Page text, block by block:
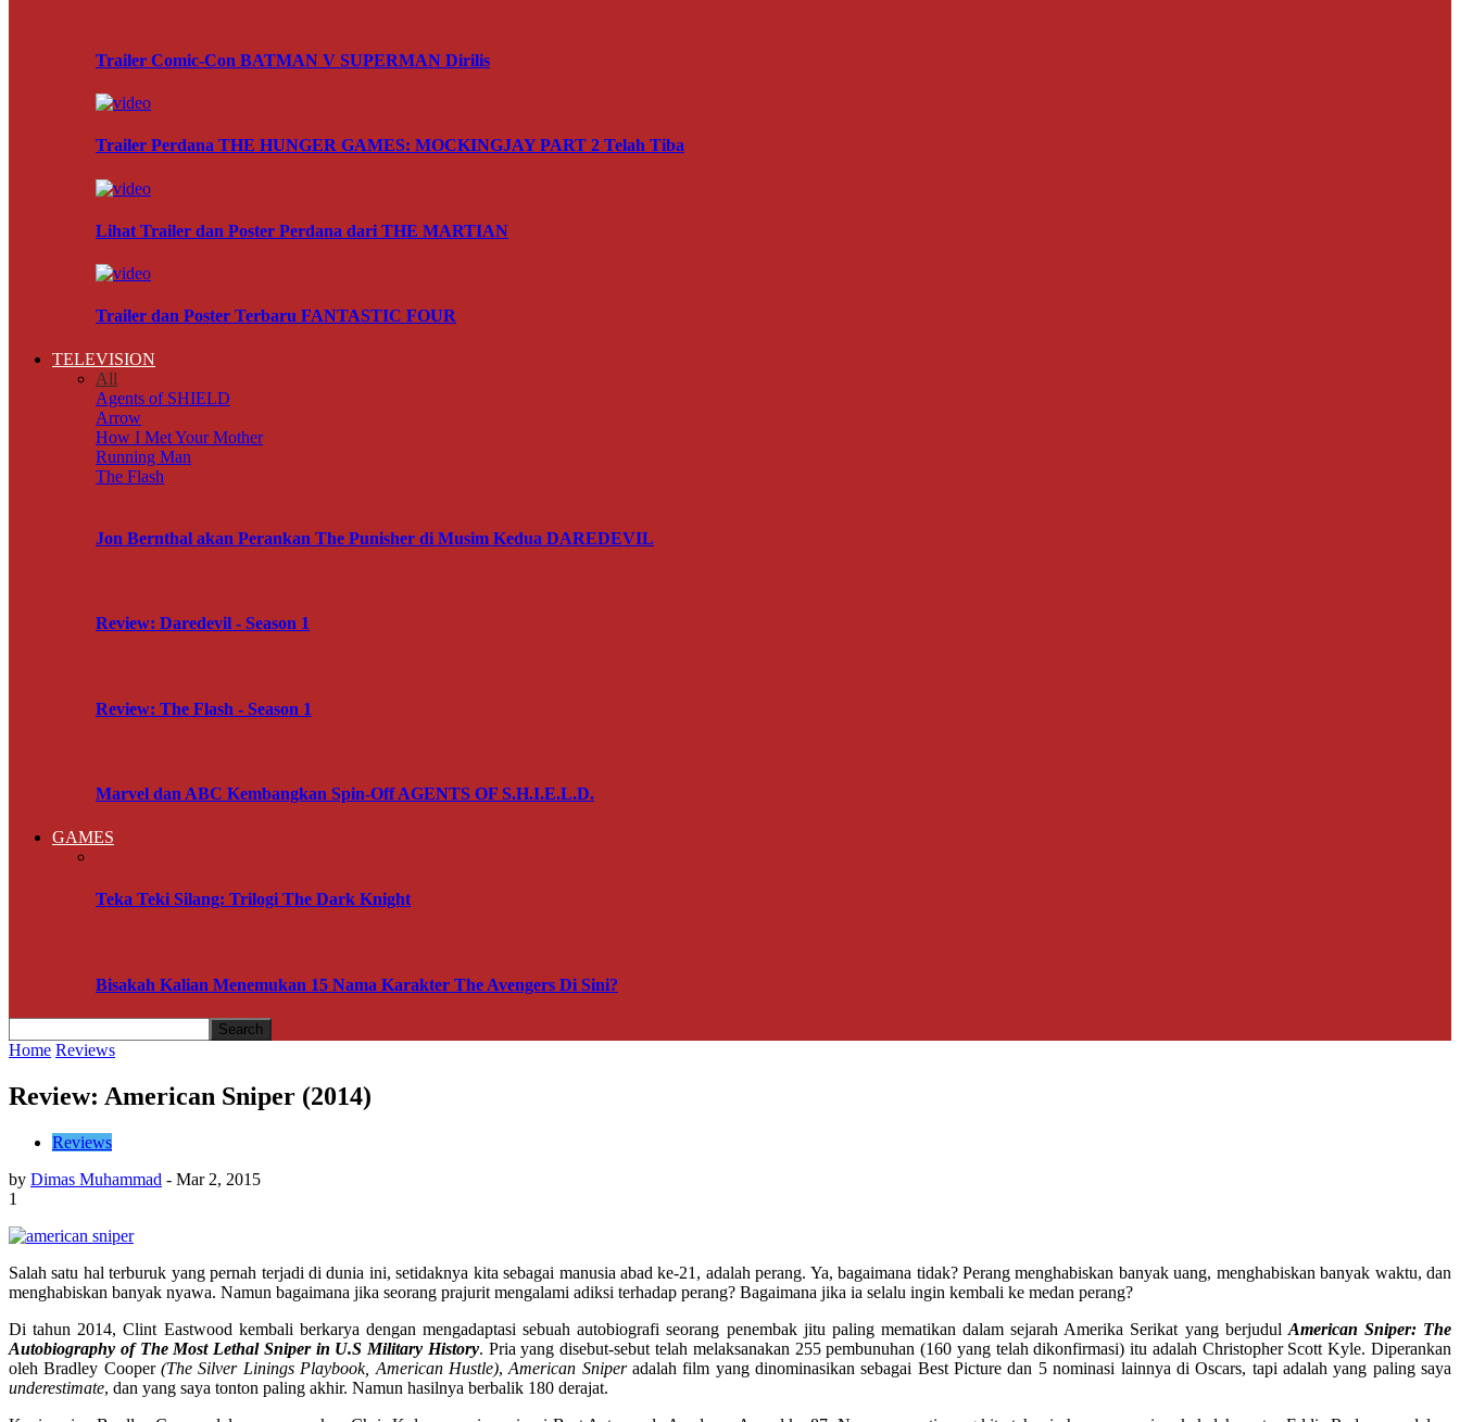
Trailer Comic-Con BATMAN V SUPERMAN Dirilis
Trailer Perdana THE HUNGER GAMES: MOCKINGJAY PART 2 Telah Tiba
Lihat Trailer dan Poster Perdana dari THE MARTIAN
Trailer dan Poster Terbaru FANTASTIC FOUR
TELEVISION
All
Agents of SHIELD
Arrow
How I Met Your Mother
Running Man
The Flash
Jon Bernthal akan Perankan The Punisher di Musim Kedua DAREDEVIL
Review: Daredevil - Season 1
Review: The Flash - Season 1
Marvel dan ABC Kembangkan Spin-Off AGENTS OF S.H.I.E.L.D.
GAMES
Teka Teki Silang: Trilogi The Dark Knight
Bisakah Kalian Menemukan 15 Nama Karakter The Avengers Di Sini?
Home Reviews
Review: American Sniper (2014)
Reviews
by Dimas Muhammad - Mar 2, 2015
1
Salah satu hal terburuk yang pernah terjadi di dunia ini, setidaknya kita sebagai manusia abad ke-21, adalah perang. Ya, bagaimana tidak? Perang menghabiskan banyak uang, menghabiskan banyak waktu, dan
menghabiskan banyak nyawa. Namun bagaimana jika seorang prajurit mengalami adiksi terhadap perang? Bagaimana jika ia selalu ingin kembali ke medan perang?
Di tahun 2014, Clint Eastwood kembali berkarya dengan mengadaptasi sebuah autobiografi seorang penembak jitu paling mematikan dalam sejarah Amerika Serikat yang berjudul American Sniper: The
Autobiography of The Most Lethal Sniper in U.S Military History. Pria yang disebut-sebut telah melaksanakan 255 pembunuhan (160 yang telah dikonfirmasi) itu adalah Christopher Scott Kyle. Diperankan
oleh Bradley Cooper(The Silver Linings Playbook, American Hustle),American Sniperadalah film yang dinominasikan sebagai Best Picture dan 5 nominasi lainnya di Oscars, tapi adalah yang paling saya
underestimate, dan yang saya tonton paling akhir. Namun hasilnya berbalik 180 derajat.